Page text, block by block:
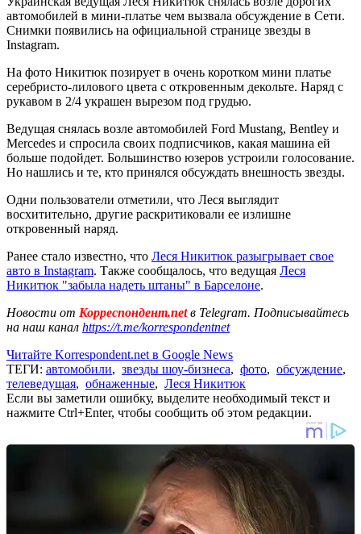
автомобилей в мини-платье чем вызвала обсуждение в Сети.
Снимки появились на официальной странице звезды в
Instagram.
На фото Никитюк позирует в очень коротком мини платье
серебристо-лилового цвета с откровенным декольте. Наряд с
рукавом в 2/4 украшен вырезом под грудью.
Ведущая снялась возле автомобилей Ford Mustang, Bentley и
Mercedes и спросила своих подписчиков, какая машина ей
больше подойдет. Большинство юзеров устроили голосование.
Но нашлись и те, кто принялся обсуждать внешность звезды.
Одни пользователи отметили, что Леся выглядит
восхитительно, другие раскритиковали ее излишне
откровенный наряд.
Ранее стало известно, что Леся Никитюк разыгрывает свое
авто в Instagram. Также сообщалось, что ведущая Леся
Никитюк "забыла надеть штаны" в Барселоне.
Новости от Корреспондент.netв Telegram. Подписывайтесь
на наш канал https://t.me/korrespondentnet
Читайте Korrespondent.net в Google News
ТЕГИ: автомобили, звезды шоу-бизнеса, фото, обсуждение,
телеведущая, обнаженные, Леся Никитюк
Если вы заметили ошибку, выделите необходимый текст и
нажмите Ctrl+Enter, чтобы сообщить об этом редакции.